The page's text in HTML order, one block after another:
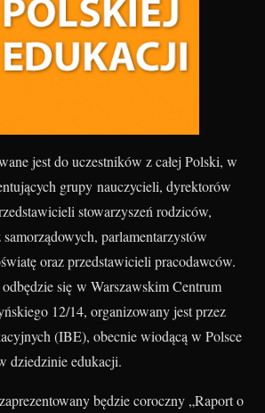
jest do uczestników z całej Polski, w
grupy nauczycieli, dyrektorów
stowarzyszeń rodziców,
parlamentarzystów
oraz przedstawicieli pracodawców.
się w Warszawskim Centrum
12/14, organizowany jest przez
(IBE), obecnie wiodącą w Polsce
dziedzinie edukacji.
będzie coroczny „Raport o